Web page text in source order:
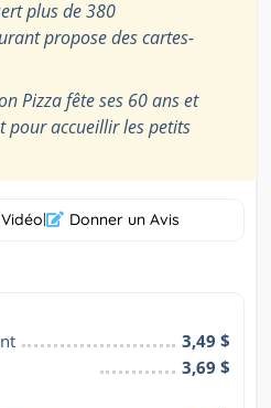
plus de 380
propose des cartes-
Pizza fête ses 60 ans et
pour accueillir les petits
| Donner un Avis
3,49 $
3,69 $